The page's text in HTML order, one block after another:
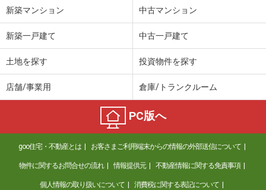
佐賀県佐賀市兵庫北７
5.60万円
佐賀県三養基郡基山町大字宮浦
4.80万円
住 所
佐賀県三養基郡基山町大字宮浦
専有面積 23.18m²
間取り
1K
佐賀県佐賀市兵庫北７
新築マンション 中古マンション
新築一戸建て 中古一戸建て
土地を探す 投資物件を探す
店舗/事業用 倉庫/トランクルーム
PC版へ
goo住宅・不動産とは お客さまご利用端末からの情報の外部送信について
物件に関するお問合せの流れ 情報提供元 不動産情報に関する免責事項
個人情報の取り扱いについて 消費税に関する表記について